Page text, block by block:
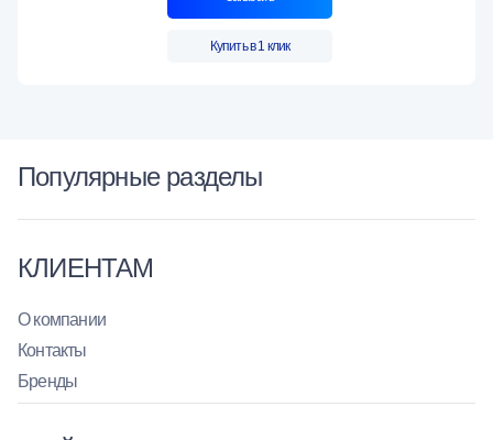
Купить в 1 клик
Популярные разделы
КЛИЕНТАМ
О компании
Контакты
Бренды